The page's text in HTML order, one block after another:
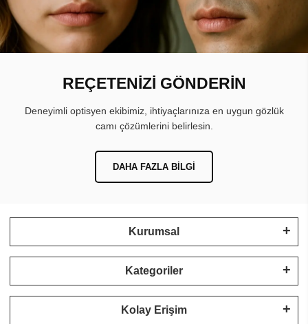
REÇETENİZİ GÖNDERİN
Deneyimli optisyen ekibimiz, ihtiyaçlarınıza en uygun gözlük
camı çözümlerini belirlesin.
DAHA FAZLA BILGI
Kurumsal
Kategoriler
Kolay Erişim